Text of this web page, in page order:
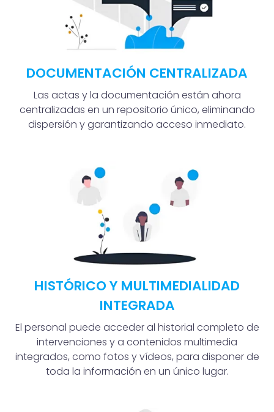
DOCUMENTACIÓN CENTRALIZADA
Las actas y la documentación están ahora
centralizadas en un repositorio único, eliminando
dispersión y garantizando acceso inmediato.
HISTÓRICO Y MULTIMEDIALIDAD
INTEGRADA
El personal puede acceder al historial completo de
intervenciones y a contenidos multimedia
integrados, como fotos y vídeos, para disponer de
toda la información en un único lugar.